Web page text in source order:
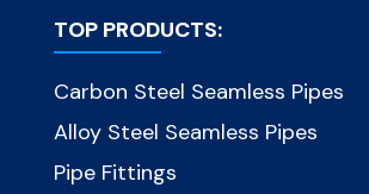
TOP PRODUCTS:
Carbon Steel Seamless Pipes
Alloy Steel Seamless Pipes
Pipe Fittings